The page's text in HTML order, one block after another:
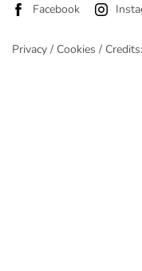
Facebook
Privacy / Cookies / Credits: